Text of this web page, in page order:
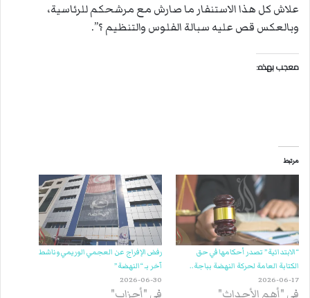
علاش كل هذا الاستنفار ما صارش مع مرشحكم للرئاسية،
وبالعكس قص عليه سبالة الفلوس والتنظيم ؟”.
معجب بهذه:
مرتبط
“الابتدائية” تصدر أحكامها في حق
الكتابة العامة لحركة النهضة بباجة..
2026-06-17
في "أهم الأحداث"
رفض الإفراج عن العجمي الوريمي وناشط
آخر بـ “النهضة”
2026-06-30
في "أحزاب"